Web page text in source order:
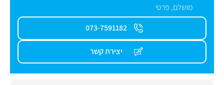
מושלם, פרטי
073-7591182
יצירת קשר